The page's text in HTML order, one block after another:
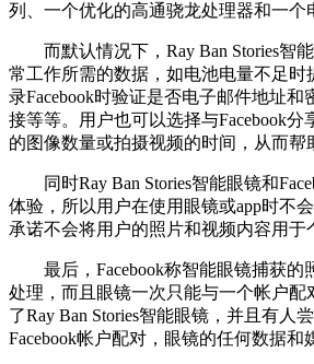
列、一个优化的高通骁龙处理器和一个
而默认情况下，Ray Ban Stories智
常工作所需的数据，如电池电量不足时
录Facebook时验证是否电子邮件地址和
接等等。用户也可以选择与Facebook
的图像数量或拍摄视频的时间，从而帮
同时Ray Ban Stories智能眼镜和
体验，所以用户在使用眼镜或app时不
承诺不会将用户的照片和视频内容用于
最后，Facebook称智能眼镜捕获的
处理，而且眼镜一次只能与一个帐户配
了Ray Ban Stories智能眼镜，并且有人
Facebook帐户配对，眼镜的任何数据和